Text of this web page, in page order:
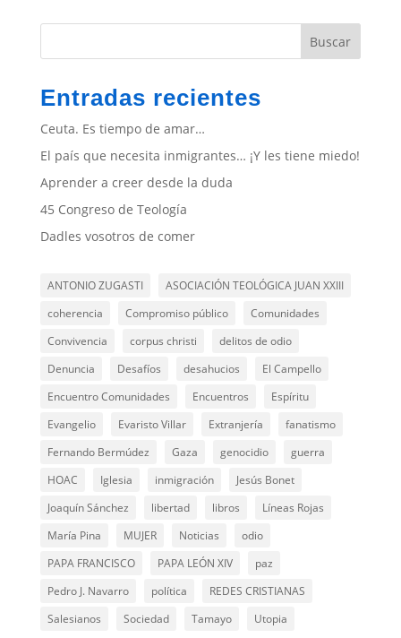
Buscar
Entradas recientes
Ceuta. Es tiempo de amar…
El país que necesita inmigrantes… ¡Y les tiene miedo!
Aprender a creer desde la duda
45 Congreso de Teología
Dadles vosotros de comer
ANTONIO ZUGASTI
ASOCIACIÓN TEOLÓGICA JUAN XXIII
coherencia
Compromiso público
Comunidades
Convivencia
corpus christi
delitos de odio
Denuncia
Desafíos desahucios
El Campello
Encuentro Comunidades
Encuentros
Espíritu
Evangelio
Evaristo Villar Extranjería
fanatismo
Fernando Bermúdez
Gaza genocidio
guerra
HOAC
Iglesia inmigración
Jesús Bonet
Joaquín Sánchez
libertad libros
Líneas Rojas
María Pina
MUJER Noticias
odio
PAPA FRANCISCO
PAPA LEÓN XIV
paz
Pedro J. Navarro
política
REDES CRISTIANAS
Salesianos
Sociedad Tamayo Utopia